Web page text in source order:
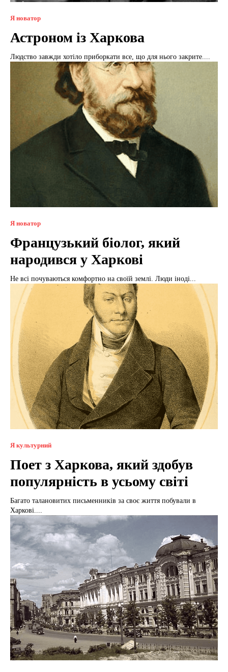
Я новатор
Астроном із Харкова
Людство завжди хотіло приборкати все, що для нього закрите....
Я новатор
Французький біолог, який
народився у Харкові
Не всі почуваються комфортно на своїй землі. Люди іноді...
Я культурний
Поет з Харкова, який здобув
популярність в усьому світі
Багато талановитих письменників за своє життя побували в
Харкові....